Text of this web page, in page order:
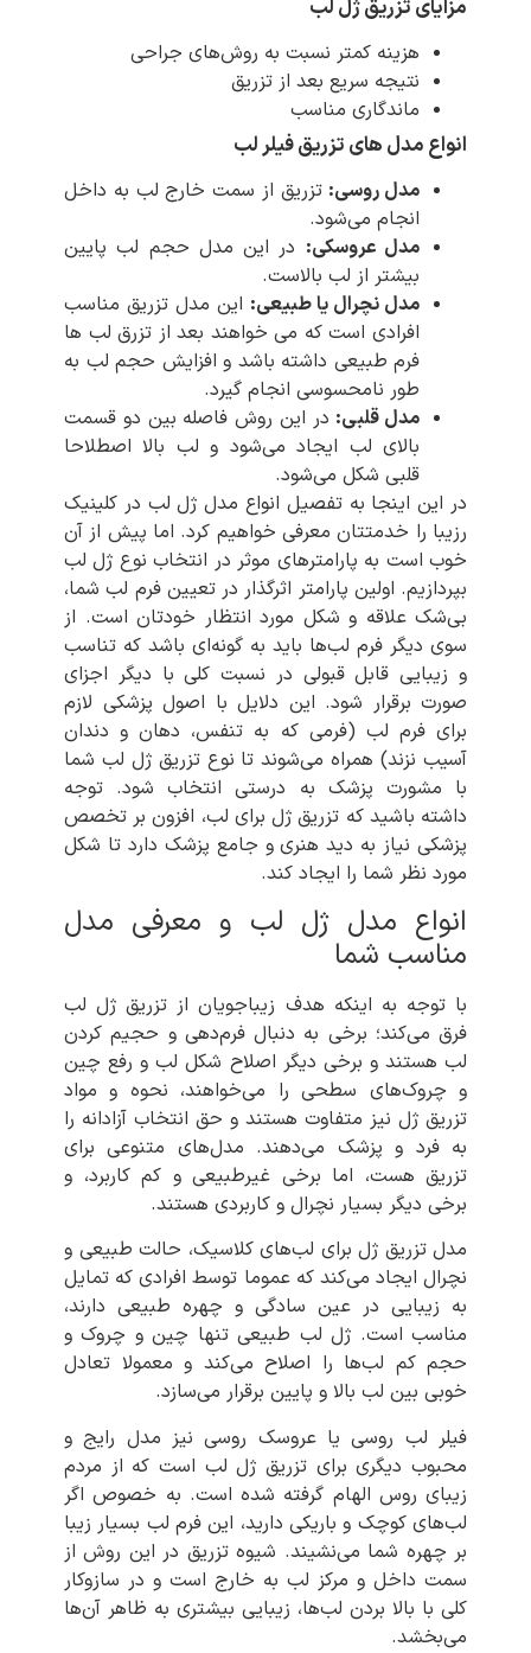
مزایای تزریق ژل لب
هزینه کمتر نسبت به روش‌های جراحی
نتیجه سریع بعد از تزریق
ماندگاری مناسب
انواع مدل های تزریق فیلر لب
مدل روسی: تزریق از سمت خارج لب به داخل
انجام می‌شود.
مدل عروسکی: در این مدل حجم لب پایین
بیشتر از لب بالاست.
مدل نچرال یا طبیعی: این مدل تزریق مناسب
افرادی است که می خواهند بعد از تزرق لب ها
فرم طبیعی داشته باشد و افزایش حجم لب به
طور نامحسوسی انجام گیرد.
مدل قلبی: در این روش فاصله بین دو قسمت
بالای لب ایجاد می‌شود و لب بالا اصطلاحا
قلبی شکل می‌شود.
در این اینجا به تفصیل انواع مدل ژل لب در کلینیک
رزیبا را خدمتتان معرفی خواهیم کرد. اما پیش از آن
خوب است به پارامترهای موثر در انتخاب نوع ژل لب
بپردازیم. اولین پارامتر اثرگذار در تعیین فرم لب شما،
بی‌شک علاقه و شکل مورد انتظار خودتان است. از
سوی دیگر فرم لب‌ها باید به گونه‌ای باشد که تناسب
و زیبایی قابل قبولی در نسبت کلی با دیگر اجزای
صورت برقرار شود. این دلایل با اصول پزشکی لازم
برای فرم لب (فرمی که به تنفس، دهان و دندان
آسیب نزند) همراه می‌شوند تا نوع تزریق ژل لب شما
با مشورت پزشک به درستی انتخاب شود. توجه
داشته باشید که تزریق ژل برای لب، افزون بر تخصص
پزشکی نیاز به دید هنری و جامع پزشک دارد تا شکل
مورد نظر شما را ایجاد کند.
انواع مدل ژل لب و معرفی مدل
مناسب شما
با توجه به اینکه هدف زیباجویان از تزریق ژل لب
فرق می‌کند؛ برخی به دنبال فرم‌دهی و حجیم کردن
لب هستند و برخی دیگر اصلاح شکل لب و رفع چین
و چروک‌های سطحی را می‌خواهند، نحوه و مواد
تزریق ژل نیز متفاوت هستند و حق انتخاب آزادانه را
به فرد و پزشک می‌دهند. مدل‌های متنوعی برای
تزریق هست، اما برخی غیرطبیعی و کم کاربرد، و
برخی دیگر بسیار نچرال و کاربردی هستند.
مدل تزریق ژل برای لب‌های کلاسیک، حالت طبیعی و
نچرال ایجاد می‌کند که عموما توسط افرادی که تمایل
به زیبایی در عین سادگی و چهره طبیعی دارند،
مناسب است. ژل لب طبیعی تنها چین و چروک و
حجم کم لب‌ها را اصلاح می‌کند و معمولا تعادل
خوبی بین لب بالا و پایین برقرار می‌سازد.
فیلر لب روسی یا عروسک روسی نیز مدل رایج و
محبوب دیگری برای تزریق ژل لب است که از مردم
زیبای روس الهام گرفته شده است. به خصوص اگر
لب‌های کوچک و باریکی دارید، این فرم لب بسیار زیبا
بر چهره شما می‌نشیند. شیوه تزریق در این روش از
سمت داخل و مرکز لب به خارج است و در سازوکار
کلی با بالا بردن لب‌ها، زیبایی بیشتری به ظاهر آن‌ها
می‌بخشد.